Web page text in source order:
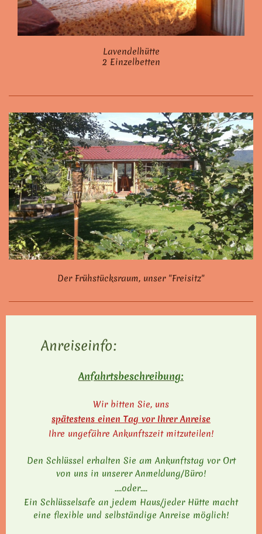
Lavendelhütte
2 Einzelbetten
Der Frühstücksraum, unser "Freisitz"
Anreiseinfo:
Anfahrtsbeschreibung:
Wir bitten Sie, uns
spätestens einen Tag vor Ihrer Anreise
Ihre ungefähre Ankunftszeit mitzuteilen!
Den Schlüssel erhalten Sie am Ankunftstag vor Ort
von uns in unserer Anmeldung/Büro!
....oder....
Ein Schlüsselsafe an jedem Haus/jeder Hütte macht
eine flexible und selbständige Anreise möglich!